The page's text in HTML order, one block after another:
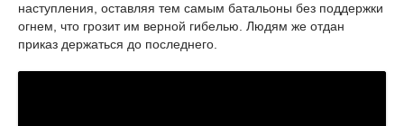
наступления, оставляя тем самым батальоны без поддержки
огнем, что грозит им верной гибелью. Людям же отдан
приказ держаться до последнего.